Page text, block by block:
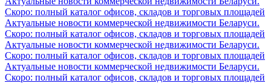
Скоро: полный каталог офисов, складов и торговых площадей
Актуальные новости коммерческой недвижимости Беларуси.
Скоро: полный каталог офисов, складов и торговых площадей
Актуальные новости коммерческой недвижимости Беларуси.
Скоро: полный каталог офисов, складов и торговых площадей
Актуальные новости коммерческой недвижимости Беларуси.
Скоро: полный каталог офисов, складов и торговых площадей